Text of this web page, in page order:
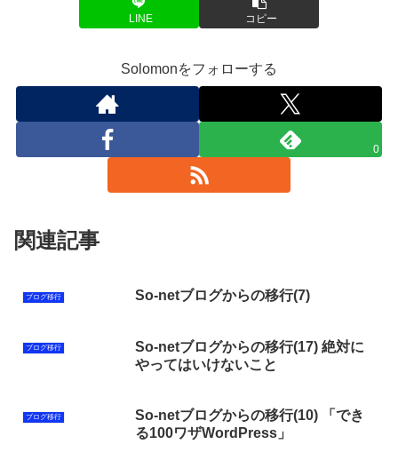
LINE コピー
Solomonをフォローする
0
関連記事
ブログ移行 So-netブログからの移行(7)
ブログ移行
So-netブログからの移行(17) 絶対に
やってはいけないこと
ブログ移行
So-netブログからの移行(10) 「でき
る100ワザWordPress」